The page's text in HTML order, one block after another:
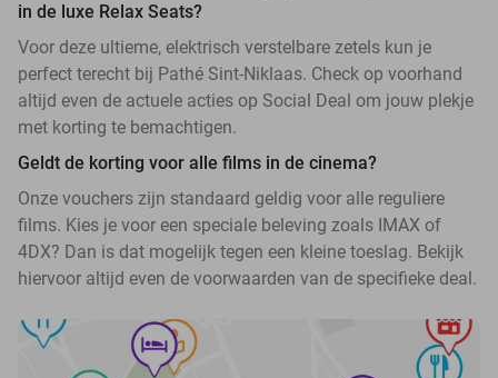
in de luxe Relax Seats?
Voor deze ultieme, elektrisch verstelbare zetels kun je
perfect terecht bij Pathé Sint-Niklaas. Check op voorhand
altijd even de actuele acties op Social Deal om jouw plekje
met korting te bemachtigen.
Geldt de korting voor alle films in de cinema?
Onze vouchers zijn standaard geldig voor alle reguliere
films. Kies je voor een speciale beleving zoals IMAX of
4DX? Dan is dat mogelijk tegen een kleine toeslag. Bekijk
hiervoor altijd even de voorwaarden van de specifieke deal.